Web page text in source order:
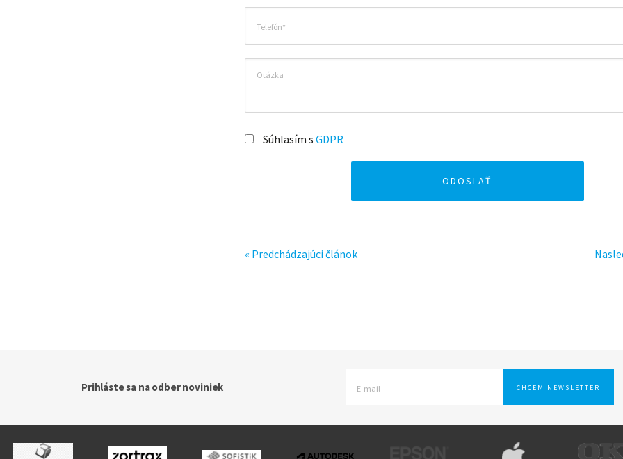
Súhlasím s GDPR
« Predchádzajúci článok
Prihláste sa na odber noviniek